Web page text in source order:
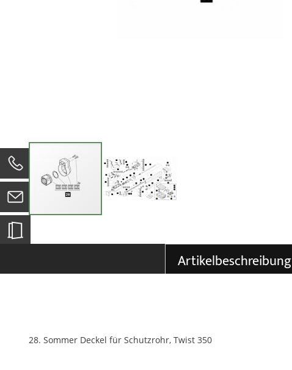
der
Artikelbeschreibung
28. Sommer Deckel für Schutzrohr, Twist 350